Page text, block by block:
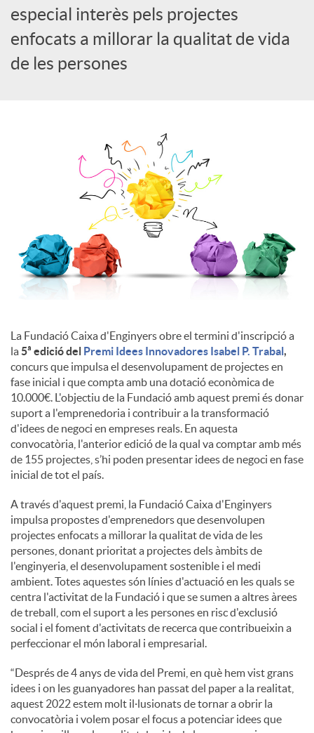
i
a
especial interès pels projectes
enfocats a millorar la qualitat de vida
de les persones
La Fundació Caixa d'Enginyers obre el termini d'inscripció a
la5ª edició del Premi Idees Innovadores Isabel P. Trabal ,
concurs que impulsa el desenvolupament de projectes en
fase inicial i que compta amb una dotació econòmica de
10.000€. L'objectiu de la Fundació amb aquest premi és donar
suport a l'emprenedoria i contribuir a la transformació
d'idees de negoci en empreses reals. En aquesta
convocatòria, l'anterior edició de la qual va comptar amb més
de 155 projectes, s’hi poden presentar idees de negoci en fase
inicial de tot el país.
A través d'aquest premi, la Fundació Caixa d'Enginyers
impulsa propostes d'emprenedors que desenvolupen
projectes enfocats a millorar la qualitat de vida de les
persones, donant prioritat a projectes dels àmbits de
l'enginyeria, el desenvolupament sostenible i el medi
ambient. Totes aquestes són línies d'actuació en les quals se
centra l'activitat de la Fundació i que se sumen a altres àrees
de treball, com el suport a les persones en risc d'exclusió
social i el foment d'activitats de recerca que contribueixin a
perfeccionar el món laboral i empresarial.
“Després de 4 anys de vida del Premi, en què hem vist grans
idees i on les guanyadores han passat del paper a la realitat,
aquest 2022 estem molt il·lusionats de tornar a obrir la
convocatòria i volem posar el focus a potenciar idees que